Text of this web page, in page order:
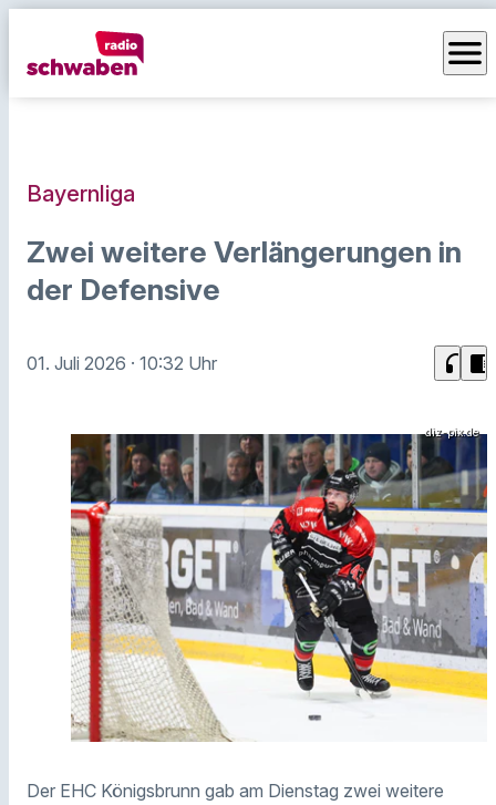
menu
Bayernliga
Zwei weitere Verlängerungen in
der Defensive
01. Juli 2026 · 10:32 Uhr headphones chrome_reader_mode
diz-pix.de
Der EHC Königsbrunn gab am Dienstag zwei weitere